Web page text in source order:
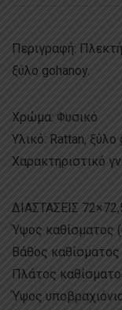
Περιγραφή:
ξύλο gohanoy.
Χρώμα: Φυσικό
Υλικό: Rattan, ξύλο
Χαρακτηριστικό
ΔΙΑΣΤΑΣΕΙΣ
Ύψος καθίσματος
Βάθος καθίσματος
Πλάτος
Ύψος